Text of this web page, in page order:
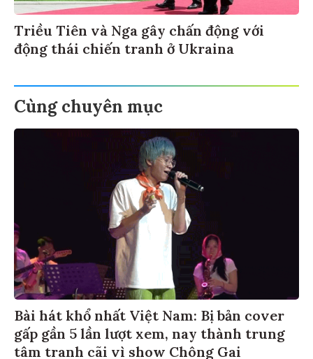
Triều Tiên và Nga gây chấn động với
động thái chiến tranh ở Ukraina
Cùng chuyên mục
Bài hát khổ nhất Việt Nam: Bị bản cover
gấp gần 5 lần lượt xem, nay thành trung
tâm tranh cãi vì show Chông Gai